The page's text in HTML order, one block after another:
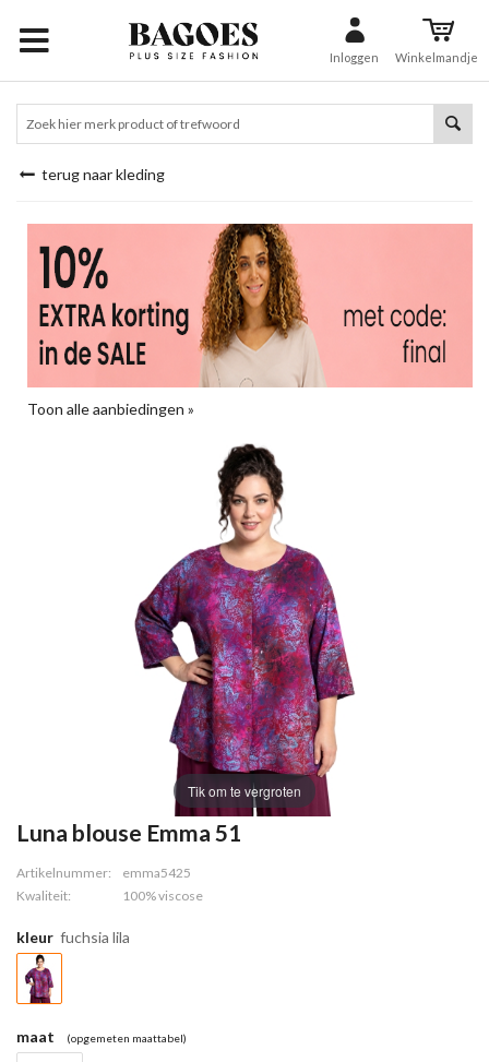
Inloggen Winkelmandje
terug naar kleding
Toon alle aanbiedingen »
Tik om te vergroten
Luna blouse Emma 51
Artikelnummer:
emma5425
Kwaliteit:
100% viscose
kleur fuchsia lila
maat (opgemeten maattabel)